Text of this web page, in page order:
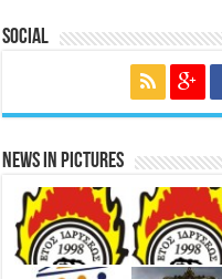
Social
News in Pictures